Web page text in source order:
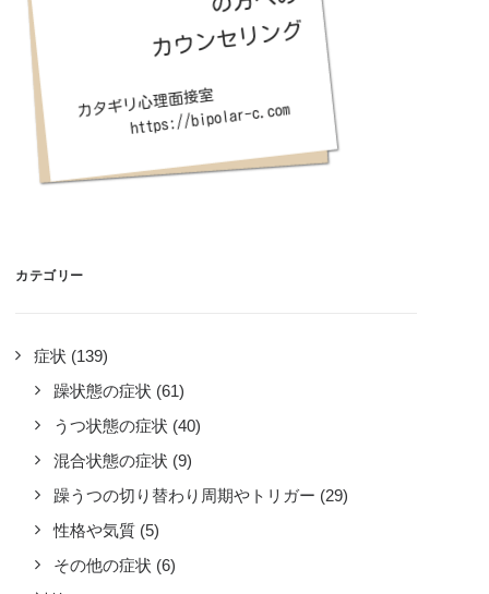
カテゴリー
症状 (139)
躁状態の症状 (61)
うつ状態の症状 (40)
混合状態の症状 (9)
躁うつの切り替わり周期やトリガー (29)
性格や気質 (5)
その他の症状 (6)